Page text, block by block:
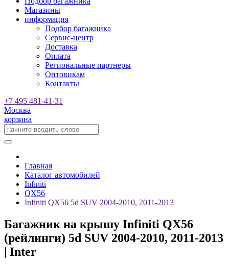
Магазины
информация
Подбор багажника
Сервис-центр
Доставка
Оплата
Региональные партнеры
Оптовикам
Контакты
+7 495 481-41-31
Москва
корзина
Главная
Каталог автомобилей
Infiniti
QX56
Infiniti QX56 5d SUV 2004-2010, 2011-2013
Багажник на крышу Infiniti QX56
(рейлинги) 5d SUV 2004-2010, 2011-2013
| Inter